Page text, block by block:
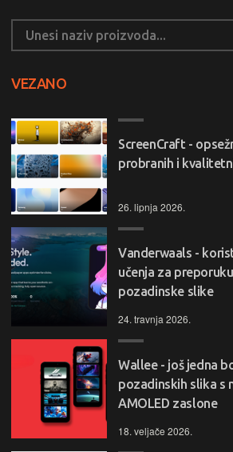
VEZANO
ScreenCraft -
probranih i
26. lipnja 2026.
Vanderwaals -
učenja za
pozadinske slike
24. travnja 2026.
Wallee - još jedna
pozadinskih slika s
AMOLED zaslone
18. veljače 2026.